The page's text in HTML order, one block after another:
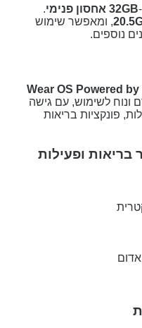
32GB אחסון פנימי
.
, ומאפשר שימוש
נוספים.
Wear OS Powered by
ונוח לשימוש, עם גישה
פונקציות בריאות
בריאות ופעילות